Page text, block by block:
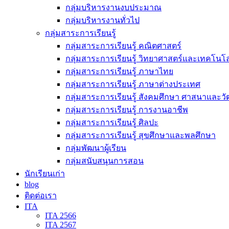
กลุ่มบริหารงานงบประมาณ
กลุ่มบริหารงานทั่วไป
กลุ่มสาระการเรียนรู้
กลุ่มสาระการเรียนรู้ คณิตศาสตร์
กลุ่มสาระการเรียนรู้ วิทยาศาสตร์และเทคโนโ
กลุ่มสาระการเรียนรู้ ภาษาไทย
กลุ่มสาระการเรียนรู้ ภาษาต่างประเทศ
กลุ่มสาระการเรียนรู้ สังคมศึกษา ศาสนาและ
กลุ่มสาระการเรียนรู้ การงานอาชีพ
กลุ่มสาระการเรียนรู้ ศิลปะ
กลุ่มสาระการเรียนรู้ สุขศึกษาและพลศึกษา
กลุ่มพัฒนาผู้เรียน
กลุ่มสนับสนุนการสอน
นักเรียนเก่า
blog
ติดต่อเรา
ITA
ITA 2566
ITA 2567